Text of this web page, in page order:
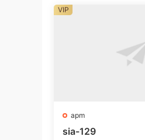
apm
sia-129
VIP